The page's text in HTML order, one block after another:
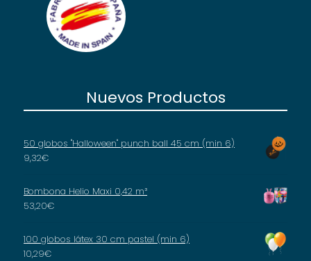
Nuevos Productos
50 globos "Halloween" punch ball 45 cm (min 6)
9,32€
Bombona Helio Maxi 0,42 m³
53,20€
100 globos látex 30 cm pastel (min 6)
10,29€